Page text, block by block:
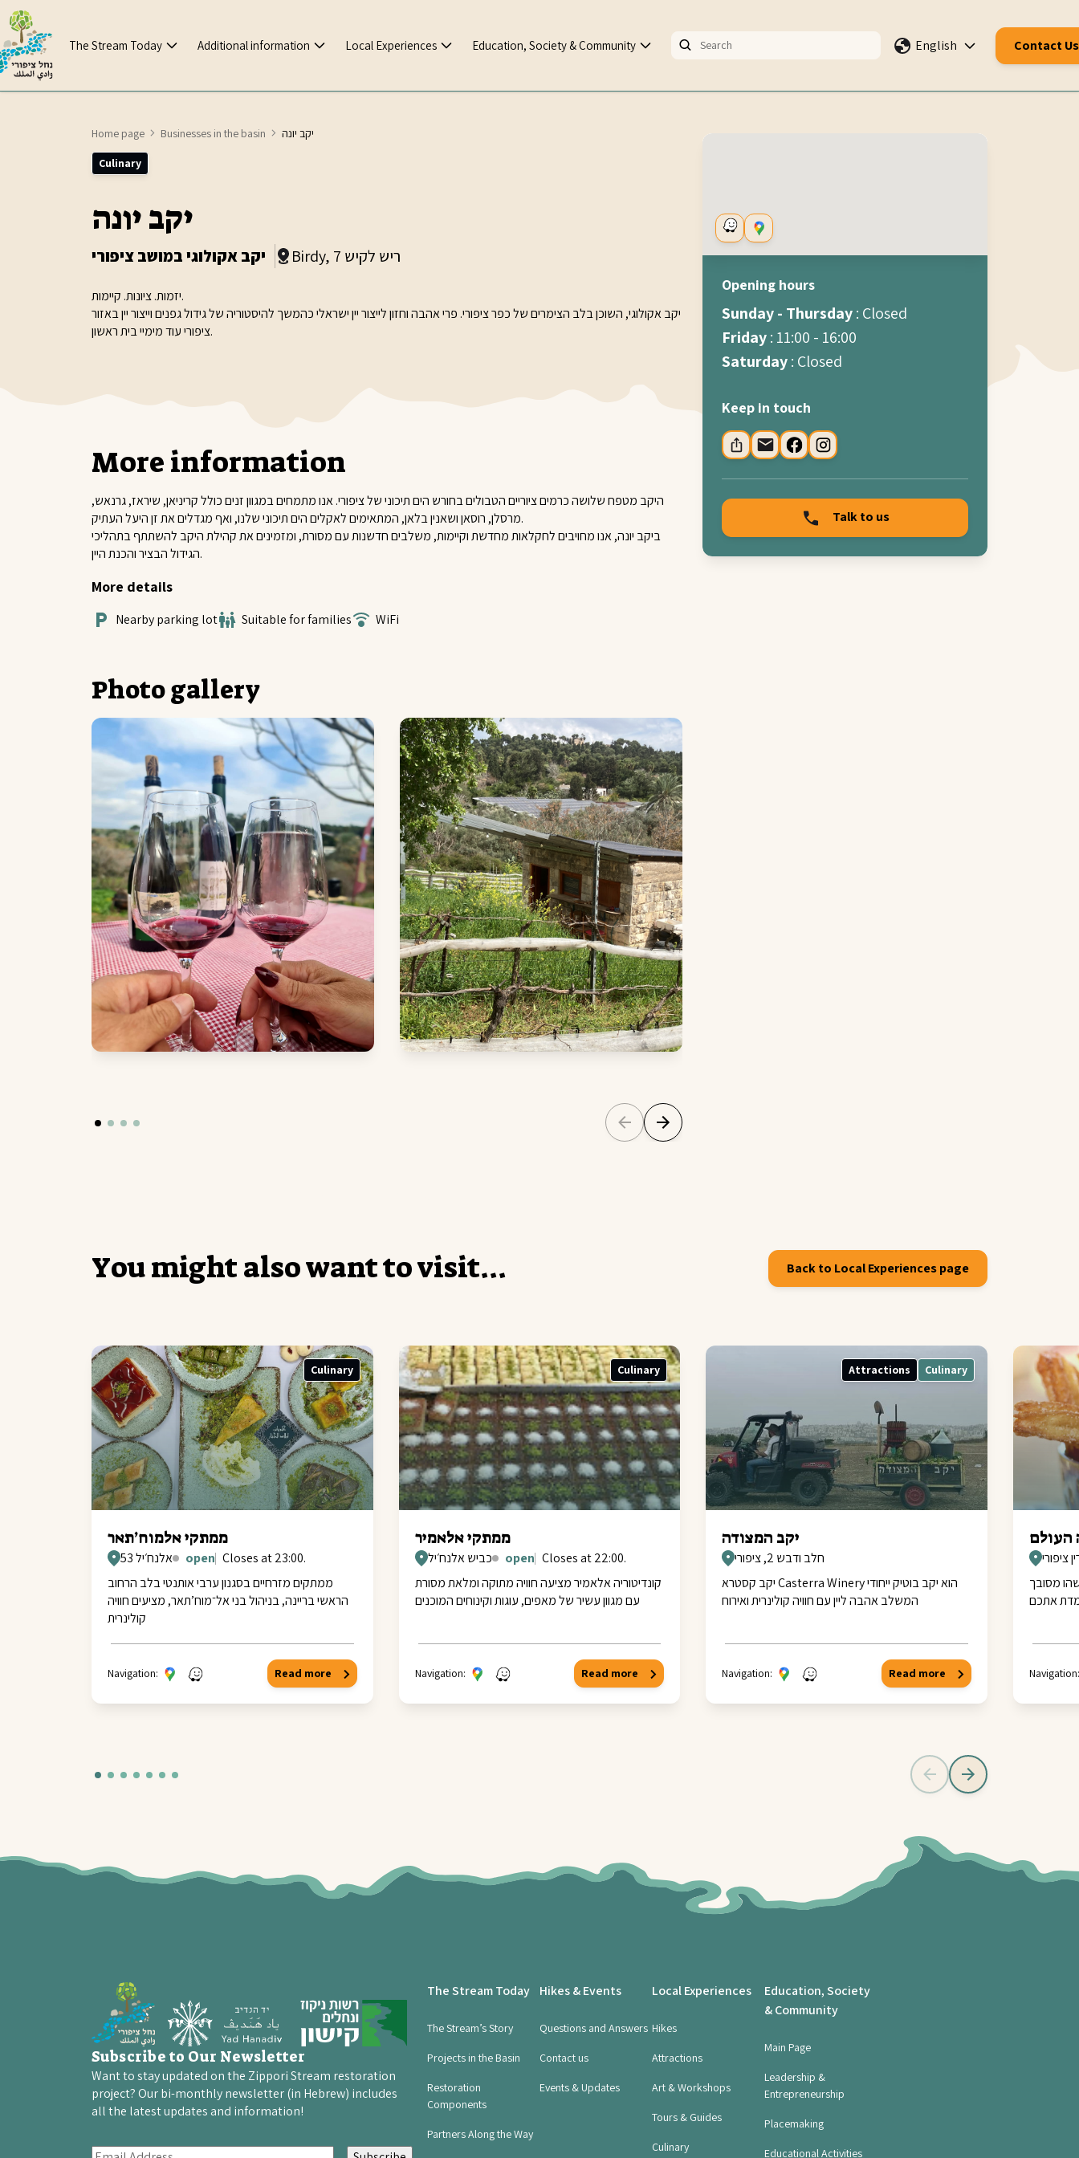
The Stream Today Additional information Local Experiences Education, Society & Community English Contact Us
Home page Businesses in the basin יקב יונה
Culinary
יקב יונה
יקב אקולוגי במושב ציפורי Birdy, ריש לקיש 7
יזמות. ציונות. קיימות.
יקב אקולוגי, השוכן בלב הצימרים של כפר ציפורי. פרי אהבה וחזון לייצור יין ישראלי כהמשך להיסטוריה של גידול גפנים וייצור יין באזור
ציפורי עוד מימיי בית ראשון.
Opening hours
Sunday - Thursday: Closed
Friday: 11:00 - 16:00
Saturday: Closed
Keep in touch
Talk to us
More information
היקב מטפח שלושה כרמים ציוריים הטבולים בחורש הים תיכוני של ציפורי. אנו מתמחים במגוון זנים כולל קריניאן, שיראז, גרנאש,
מרסלן, רוסאן ושאנין בלאן, המתאימים לאקלים הים תיכוני שלנו, ואף מגדלים את זן היעל העתיק.
ביקב יונה, אנו מחויבים לחקלאות מחדשת וקיימות, משלבים חדשנות עם מסורת, ומזמינים את קהילת היקב להשתתף בתהליכי
הגידול הבציר והכנת היין.
More details
Nearby parking lot Suitable for families WiFi
Photo gallery
Youmightalsowanttovisit... Back to Local Experiences page
Culinary
ממתקי אלמוח’תאר
אלנח׳יל 53 open Closes at 23:00.
ממתקים מזרחיים בסגנון ערבי אותנטי בלב הרחוב
הראשי בריינה, בניהול בני אל־מוח’תאר, מציעים חוויה
קולינרית
Navigation: Read more
Culinary
ממתקי אלאמיר
כביש אלנח׳יל open Closes at 22:00.
קונדיטוריה אלאמיר מציעה חוויה מתוקה ומלאת מסורת
עם מגוון עשיר של מאפים, עוגות וקינוחים המוכנים
Navigation: Read more
Attractions Culinary
יקב המצודה
חלב ודבש 2, ציפורי
יקב קסטרא Casterra Winery הוא יקב בוטיק ייחודי
המשלב אהבה ליין עם חוויה קולינרית ואירוח
Navigation: Read more
העולם
ציפורי
מסובך
אתכם
Navigation:
Subscribe to Our Newsletter
Want to stay updated on the Zippori Stream restoration
project? Our bi-monthly newsletter (in Hebrew) includes
all the latest updates and information!
E
The Stream Today
The Stream’s Story
Projects in the Basin
Restoration
Components
Partners Along the Way
Hikes & Events
Questions and Answers
Contact us
Events & Updates
Local Experiences
Hikes
Attractions
Art & Workshops
Tours & Guides
Culinary
Education, Society
& Community
Main Page
Leadership &
Entrepreneurship
Placemaking
Educational Activities